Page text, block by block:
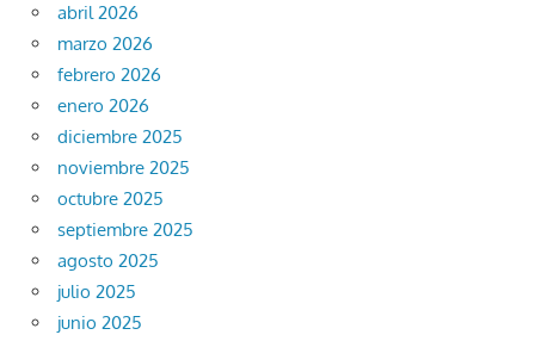
abril 2026
marzo 2026
febrero 2026
enero 2026
diciembre 2025
noviembre 2025
octubre 2025
septiembre 2025
agosto 2025
julio 2025
junio 2025